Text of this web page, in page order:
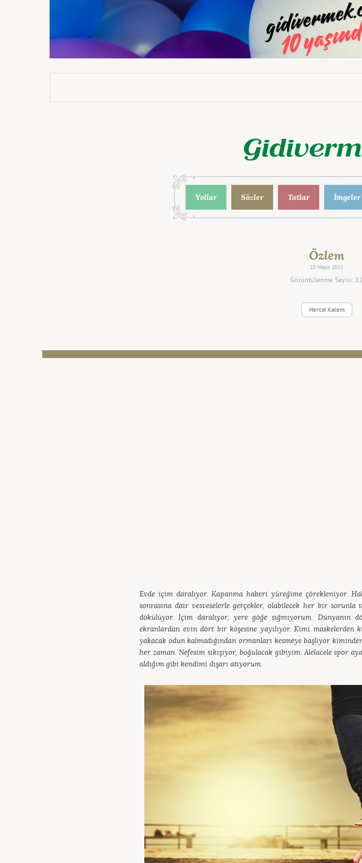
Yollar Sözler Tatlar İmgeler
Özlem
10 Mayıs 2021
Görüntülenme Sayısı: 12
Hercai Kalem
Evde içim daralıyor. Kapanma haberi yüreğime çörekleniyor.
sonrasına dair vesveselerle gerçekler, olabilecek her bir
dökülüyor. İçim daralıyor, yere göğe sığmıyorum.
ekranlardan evin dört bir köşesine yayılıyor. Kimi
yakacak odun kalmadığından ormanları kesmeye başlıyor
her zaman. Nefesim sıkışıyor, boğulacak gibiyim. Alelacele spor
aldığım gibi kendimi dışarı atıyorum.